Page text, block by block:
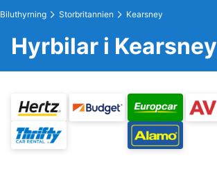
Biluthyrning Storbritannien Kearsney
Hyrbilar i Kearsney